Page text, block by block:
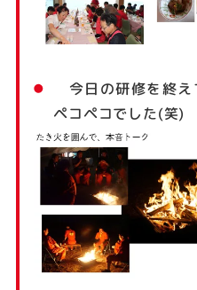
今日の研修を終え
ペコペコでした(笑)